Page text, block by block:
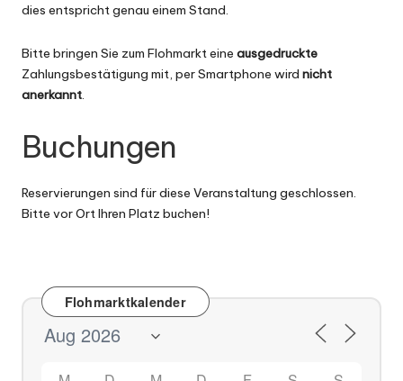
dies entspricht genau einem Stand.
Bitte bringen Sie zum Flohmarkt eine ausgedruckte
Zahlungsbestätigung mit, per Smartphone wird nicht
anerkannt.
Buchungen
Reservierungen sind für diese Veranstaltung geschlossen.
Bitte vor Ort Ihren Platz buchen!
Flohmarktkalender